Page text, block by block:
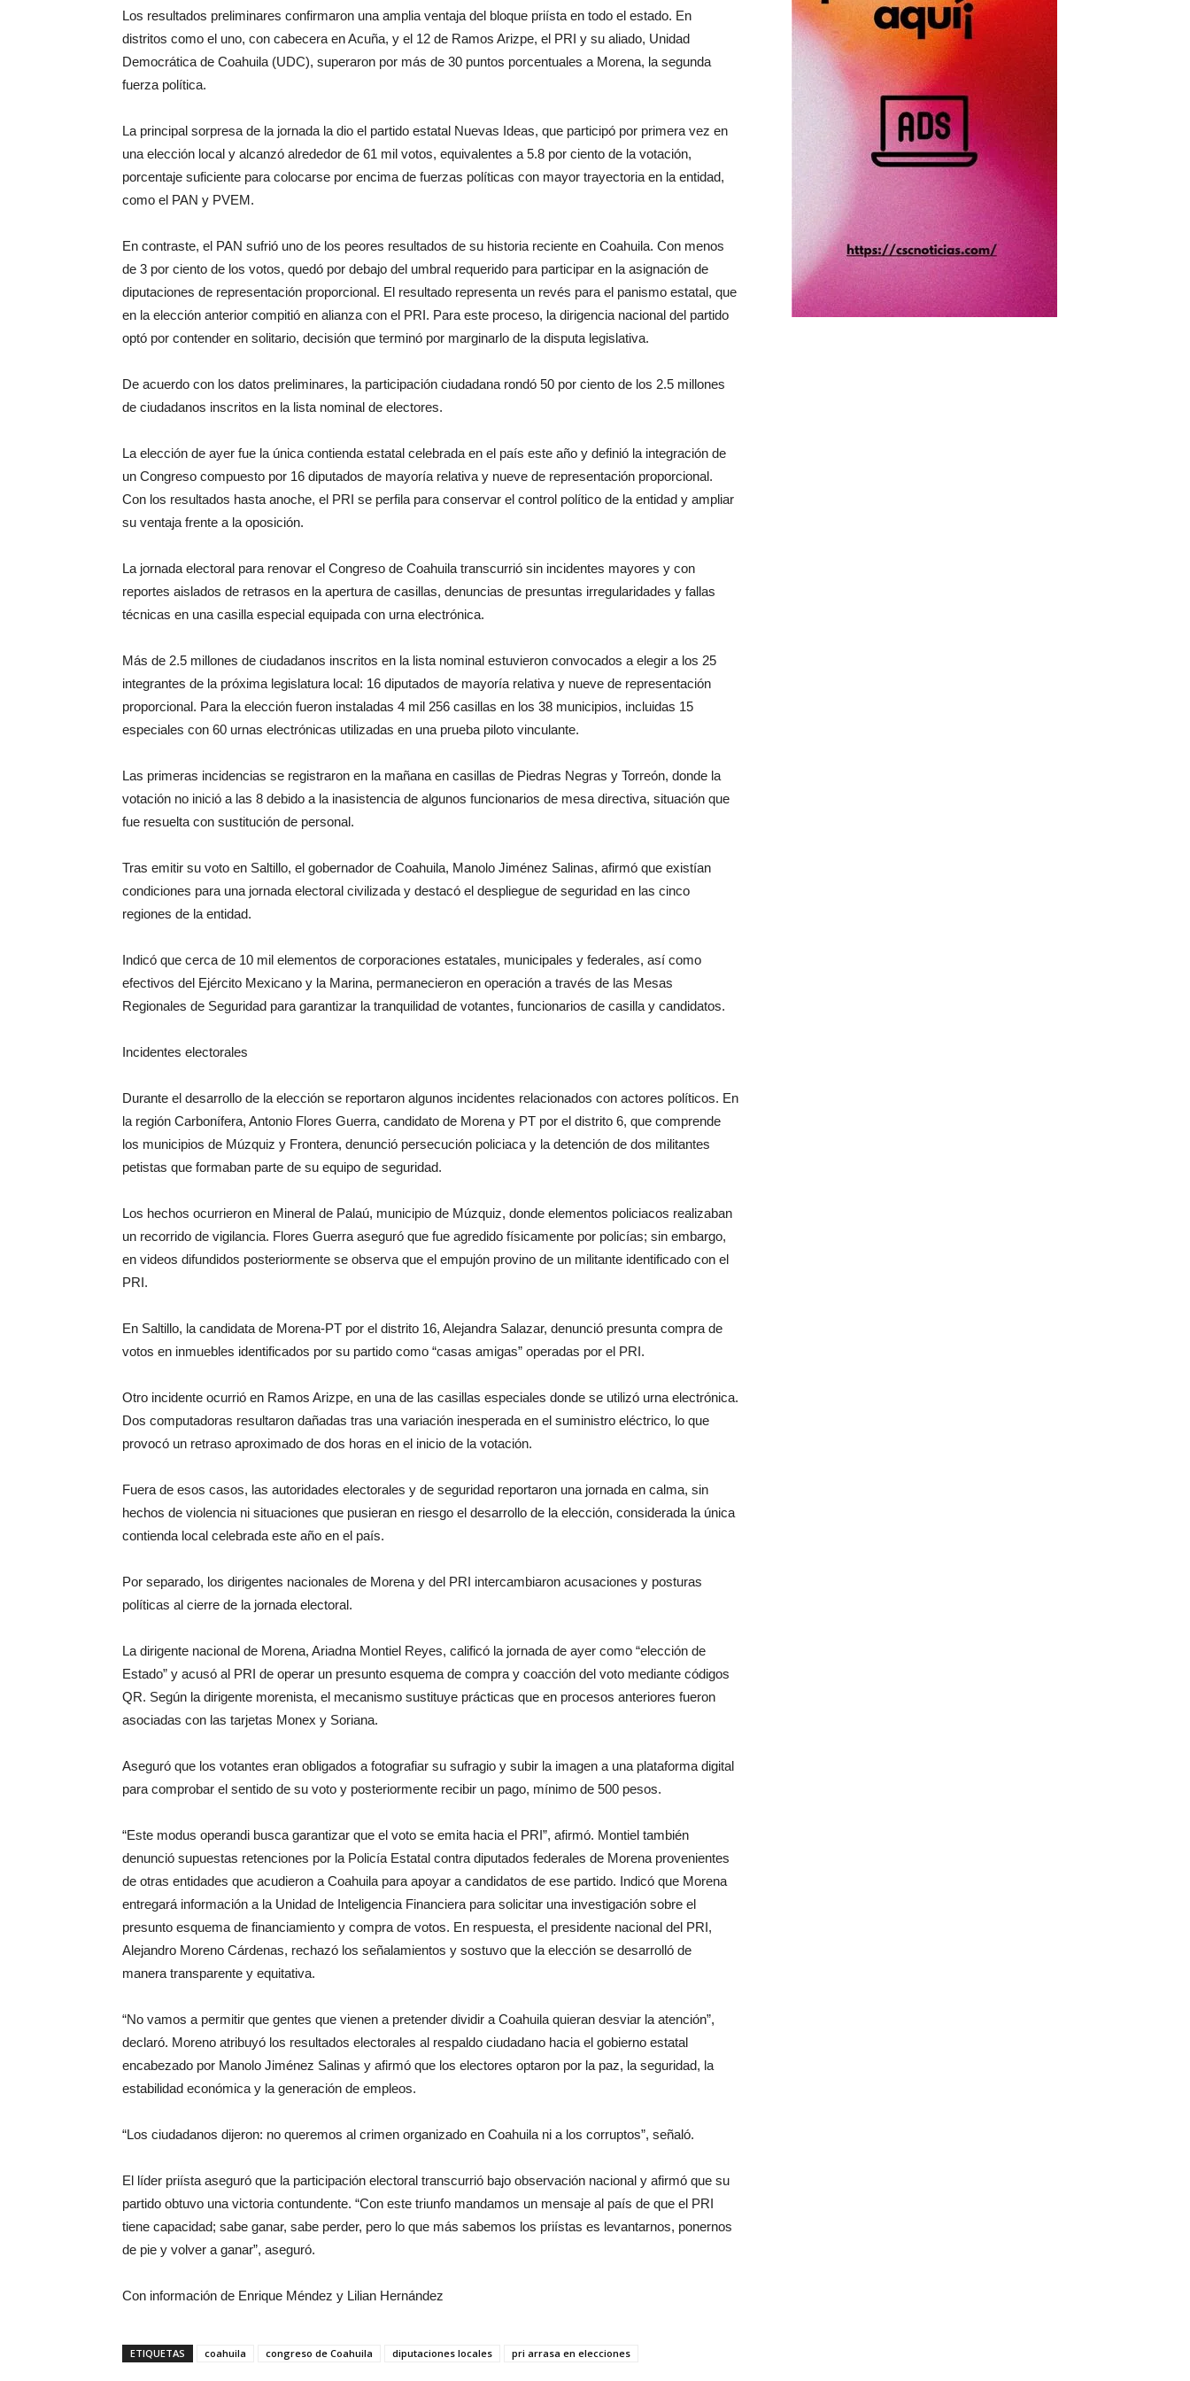
Los resultados preliminares confirmaron una amplia ventaja del bloque priísta en todo el estado. En
distritos como el uno, con cabecera en Acuña, y el 12 de Ramos Arizpe, el PRI y su aliado, Unidad
Democrática de Coahuila (UDC), superaron por más de 30 puntos porcentuales a Morena, la segunda
fuerza política.
La principal sorpresa de la jornada la dio el partido estatal Nuevas Ideas, que participó por primera vez en
una elección local y alcanzó alrededor de 61 mil votos, equivalentes a 5.8 por ciento de la votación,
porcentaje suficiente para colocarse por encima de fuerzas políticas con mayor trayectoria en la entidad,
como el PAN y PVEM.
En contraste, el PAN sufrió uno de los peores resultados de su historia reciente en Coahuila. Con menos
de 3 por ciento de los votos, quedó por debajo del umbral requerido para participar en la asignación de
diputaciones de representación proporcional. El resultado representa un revés para el panismo estatal, que
en la elección anterior compitió en alianza con el PRI. Para este proceso, la dirigencia nacional del partido
optó por contender en solitario, decisión que terminó por marginarlo de la disputa legislativa.
De acuerdo con los datos preliminares, la participación ciudadana rondó 50 por ciento de los 2.5 millones
de ciudadanos inscritos en la lista nominal de electores.
La elección de ayer fue la única contienda estatal celebrada en el país este año y definió la integración de
un Congreso compuesto por 16 diputados de mayoría relativa y nueve de representación proporcional.
Con los resultados hasta anoche, el PRI se perfila para conservar el control político de la entidad y ampliar
su ventaja frente a la oposición.
La jornada electoral para renovar el Congreso de Coahuila transcurrió sin incidentes mayores y con
reportes aislados de retrasos en la apertura de casillas, denuncias de presuntas irregularidades y fallas
técnicas en una casilla especial equipada con urna electrónica.
Más de 2.5 millones de ciudadanos inscritos en la lista nominal estuvieron convocados a elegir a los 25
integrantes de la próxima legislatura local: 16 diputados de mayoría relativa y nueve de representación
proporcional. Para la elección fueron instaladas 4 mil 256 casillas en los 38 municipios, incluidas 15
especiales con 60 urnas electrónicas utilizadas en una prueba piloto vinculante.
Las primeras incidencias se registraron en la mañana en casillas de Piedras Negras y Torreón, donde la
votación no inició a las 8 debido a la inasistencia de algunos funcionarios de mesa directiva, situación que
fue resuelta con sustitución de personal.
Tras emitir su voto en Saltillo, el gobernador de Coahuila, Manolo Jiménez Salinas, afirmó que existían
condiciones para una jornada electoral civilizada y destacó el despliegue de seguridad en las cinco
regiones de la entidad.
Indicó que cerca de 10 mil elementos de corporaciones estatales, municipales y federales, así como
efectivos del Ejército Mexicano y la Marina, permanecieron en operación a través de las Mesas
Regionales de Seguridad para garantizar la tranquilidad de votantes, funcionarios de casilla y candidatos.
Incidentes electorales
Durante el desarrollo de la elección se reportaron algunos incidentes relacionados con actores políticos. En
la región Carbonífera, Antonio Flores Guerra, candidato de Morena y PT por el distrito 6, que comprende
los municipios de Múzquiz y Frontera, denunció persecución policiaca y la detención de dos militantes
petistas que formaban parte de su equipo de seguridad.
Los hechos ocurrieron en Mineral de Palaú, municipio de Múzquiz, donde elementos policiacos realizaban
un recorrido de vigilancia. Flores Guerra aseguró que fue agredido físicamente por policías; sin embargo,
en videos difundidos posteriormente se observa que el empujón provino de un militante identificado con el
PRI.
En Saltillo, la candidata de Morena-PT por el distrito 16, Alejandra Salazar, denunció presunta compra de
votos en inmuebles identificados por su partido como “casas amigas” operadas por el PRI.
Otro incidente ocurrió en Ramos Arizpe, en una de las casillas especiales donde se utilizó urna electrónica.
Dos computadoras resultaron dañadas tras una variación inesperada en el suministro eléctrico, lo que
provocó un retraso aproximado de dos horas en el inicio de la votación.
Fuera de esos casos, las autoridades electorales y de seguridad reportaron una jornada en calma, sin
hechos de violencia ni situaciones que pusieran en riesgo el desarrollo de la elección, considerada la única
contienda local celebrada este año en el país.
Por separado, los dirigentes nacionales de Morena y del PRI intercambiaron acusaciones y posturas
políticas al cierre de la jornada electoral.
La dirigente nacional de Morena, Ariadna Montiel Reyes, calificó la jornada de ayer como “elección de
Estado” y acusó al PRI de operar un presunto esquema de compra y coacción del voto mediante códigos
QR. Según la dirigente morenista, el mecanismo sustituye prácticas que en procesos anteriores fueron
asociadas con las tarjetas Monex y Soriana.
Aseguró que los votantes eran obligados a fotografiar su sufragio y subir la imagen a una plataforma digital
para comprobar el sentido de su voto y posteriormente recibir un pago, mínimo de 500 pesos.
“Este modus operandi busca garantizar que el voto se emita hacia el PRI”, afirmó. Montiel también
denunció supuestas retenciones por la Policía Estatal contra diputados federales de Morena provenientes
de otras entidades que acudieron a Coahuila para apoyar a candidatos de ese partido. Indicó que Morena
entregará información a la Unidad de Inteligencia Financiera para solicitar una investigación sobre el
presunto esquema de financiamiento y compra de votos. En respuesta, el presidente nacional del PRI,
Alejandro Moreno Cárdenas, rechazó los señalamientos y sostuvo que la elección se desarrolló de
manera transparente y equitativa.
“No vamos a permitir que gentes que vienen a pretender dividir a Coahuila quieran desviar la atención”,
declaró. Moreno atribuyó los resultados electorales al respaldo ciudadano hacia el gobierno estatal
encabezado por Manolo Jiménez Salinas y afirmó que los electores optaron por la paz, la seguridad, la
estabilidad económica y la generación de empleos.
“Los ciudadanos dijeron: no queremos al crimen organizado en Coahuila ni a los corruptos”, señaló.
El líder priísta aseguró que la participación electoral transcurrió bajo observación nacional y afirmó que su
partido obtuvo una victoria contundente. “Con este triunfo mandamos un mensaje al país de que el PRI
tiene capacidad; sabe ganar, sabe perder, pero lo que más sabemos los priístas es levantarnos, ponernos
de pie y volver a ganar”, aseguró.
Con información de Enrique Méndez y Lilian Hernández
ETIQUETAS coahuila congreso de Coahuila diputaciones locales pri arrasa en elecciones